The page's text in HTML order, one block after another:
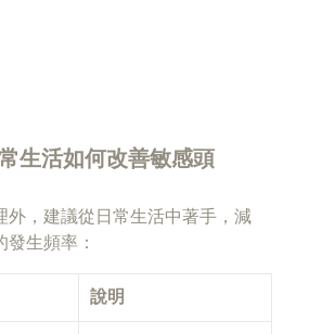
生活如何改善敏感頭
外，建議從日常生活中著手，減
發生頻率：
說明